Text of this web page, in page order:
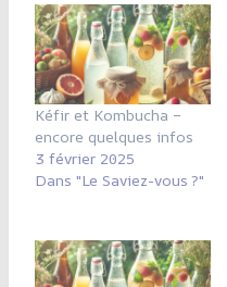
Kéfir et Kombucha –
encore quelques infos
3 février 2025
Dans "Le Saviez-vous ?"